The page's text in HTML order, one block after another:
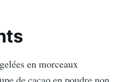
en morceaux